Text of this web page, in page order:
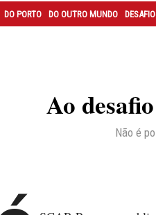
DO PORTO DO OUTRO MUNDO
Ao
Não é